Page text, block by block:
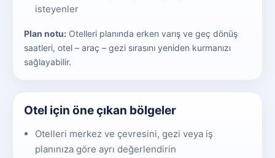
isteyenler
Plan notu: Otelleri planında erken varış ve geç dönüş
saatleri, otel – araç – gezi sırasını yeniden kurmanızı
sağlayabilir.
Otel için öne çıkan bölgeler
Otelleri merkez ve çevresini, gezi veya iş
planınıza göre ayrı değerlendirin